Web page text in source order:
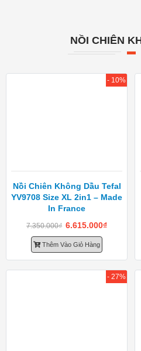
NỒI CHIÊN
Nồi Chiên Không Dầu Tefal
YV9708 Size XL 2in1 – Made
In France
7.350.000₫ 6.615.000₫
Thêm Vào Giỏ Hàng
- 10%
- 27%